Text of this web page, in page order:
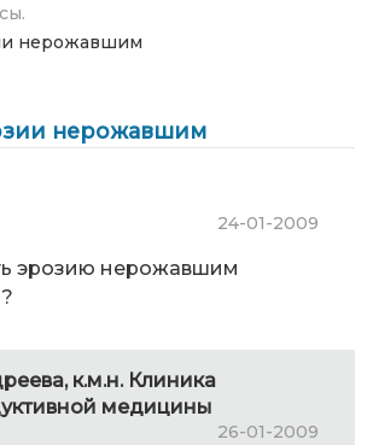
нерожавшим
нерожавшим
24-01-2009
эрозию нерожавшим
к.м.н. Клиника
медицины
26-01-2009